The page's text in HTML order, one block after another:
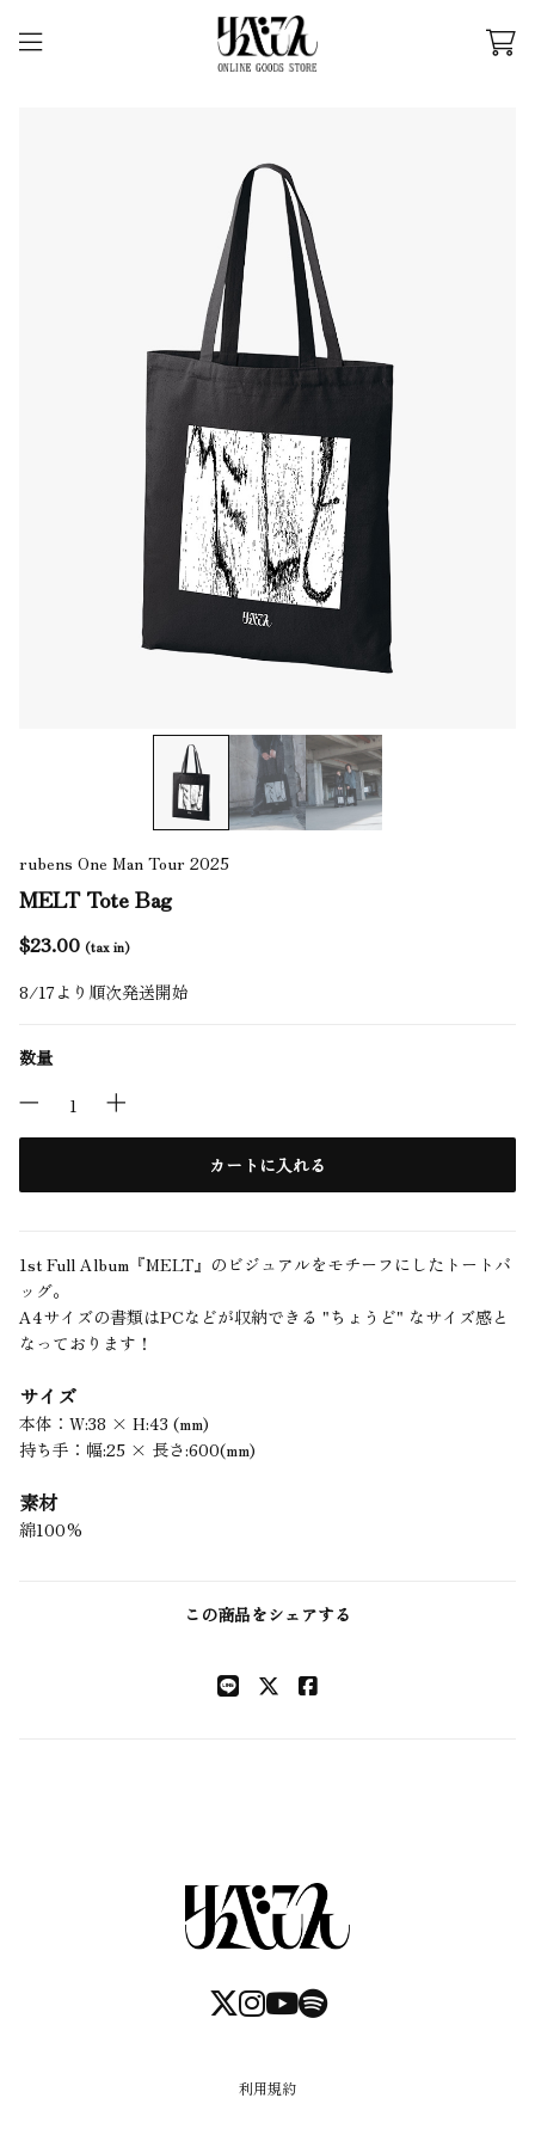
rubens One Man Tour 2025
MELT Tote Bag
$‌23.00 (tax in)
8/17より順次発送開始
数量
カートに入れる
1st Full Album『MELT』のビジュアルをモチーフにしたトートバ
ッグ。
A4サイズの書類はPCなどが収納できる "ちょうど" なサイズ感と
なっております！
サイズ
本体：W:38 × H:43 (mm)
持ち手：幅:25 × 長さ:600(mm)
素材
綿100%
この商品をシェアする
利用規約